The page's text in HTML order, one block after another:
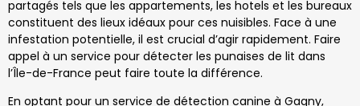
partagés tels que les appartements, les hotels et les bureaux
constituent des lieux idéaux pour ces nuisibles. Face à une
infestation potentielle, il est crucial d’agir rapidement. Faire
appel à un service pour détecter les punaises de lit dans
l’Île-de-France peut faire toute la différence.
En optant pour un service de détection canine à Gagny,